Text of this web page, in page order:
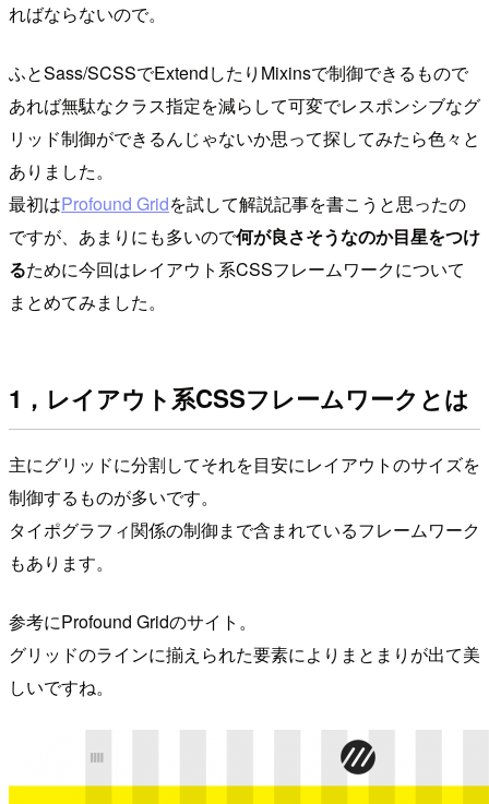
ればならないので。
ふとSass/SCSSでExtendしたりMixinsで制御できるもので
あれば無駄なクラス指定を減らして可変でレスポンシブなグ
リッド制御ができるんじゃないか思って探してみたら色々と
ありました。
最初はProfound Gridを試して解説記事を書こうと思ったの
ですが、あまりにも多いので何が良さそうなのか目星をつけ
るために今回はレイアウト系CSSフレームワークについて
まとめてみました。
1，レイアウト系CSSフレームワークとは
主にグリッドに分割してそれを目安にレイアウトのサイズを
制御するものが多いです。
タイポグラフィ関係の制御まで含まれているフレームワーク
もあります。
参考にProfound Gridのサイト。
グリッドのラインに揃えられた要素によりまとまりが出て美
しいですね。